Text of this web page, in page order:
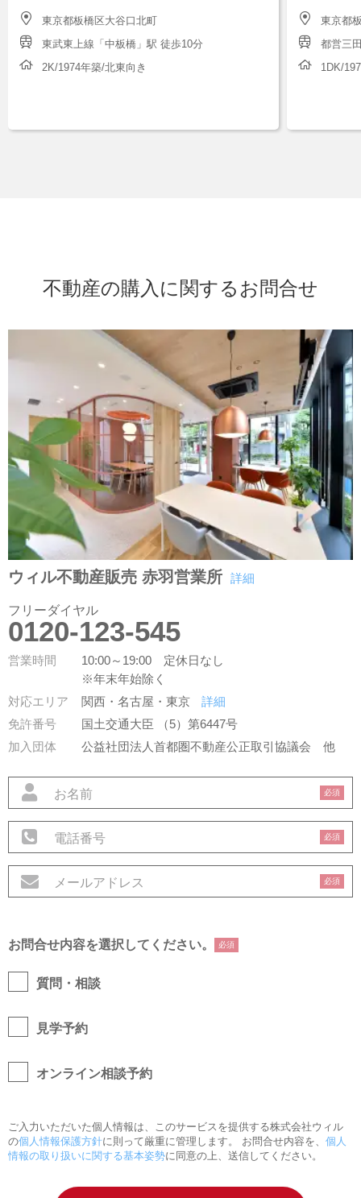
東京都板橋区大谷口北町
東武東上線「中板橋」駅 徒歩10分
2K/1974年築/北東向き
東京都
都営三
1DK/
不動産の購入に関するお問合せ
ウィル不動産販売 赤羽営業所 詳細
フリーダイヤル
0120-123-545
営業時間
10:00～19:00 定休日なし
※年末年始除く
対応エリア
関西・名古屋・東京
詳細
免許番号
国土交通大臣 （5）第6447号
加入団体
公益社団法人首都圏不動産公正取引協議会他
必須
必須
必須
お問合せ内容を選択してください。 必須
質問・相談
見学予約
オンライン相談予約
ご入力いただいた個人情報は、このサービスを提供する株式会社ウィル
の個人情報保護方針に則って厳重に管理します。 お問合せ内容を、 個人
情報の取り扱いに関する基本姿勢に同意の上、送信してください。